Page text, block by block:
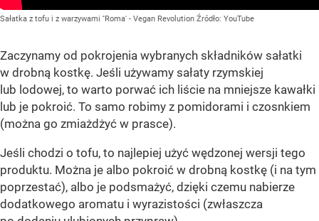
Sałatka z tofu i z warzywami ''Roma' - Vegan Revolution Źródło: YouTube
Zaczynamy od pokrojenia wybranych składników sałatki
w drobną kostkę. Jeśli używamy sałaty rzymskiej
lub lodowej, to warto porwać ich liście na mniejsze kawałki
lub je pokroić. To samo robimy z pomidorami i czosnkiem
(można go zmiażdżyć w prasce).
Jeśli chodzi o tofu, to najlepiej użyć wędzonej wersji tego
produktu. Można je albo pokroić w drobną kostkę (i na tym
poprzestać), albo je podsmażyć, dzięki czemu nabierze
dodatkowego aromatu i wyrazistości (zwłaszcza